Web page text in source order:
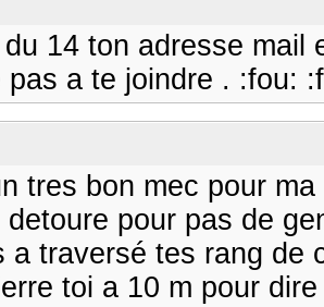
14 ton adresse mail
pas a te joindre . :fou:
tres bon mec pour
detoure pour pas de
a traversé tes rang de
toi a 10 m pour